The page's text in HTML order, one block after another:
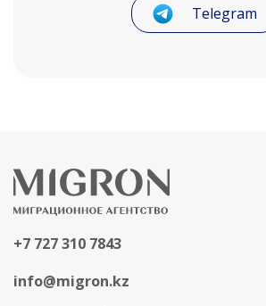
Telegram
+7 727 310 7843
info@migron.kz